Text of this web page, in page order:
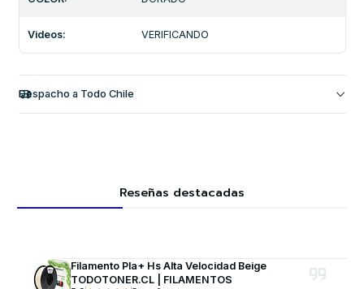
Videos: VERIFICANDO
Despacho a Todo Chile
Reseñas destacadas
Filamento Pla+ Hs Alta Velocidad Beige
TODOTONER.CL | FILAMENTOS